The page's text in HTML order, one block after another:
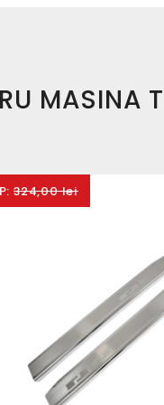
MASINA
324,00 lei